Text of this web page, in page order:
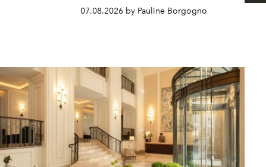
07.08.2026 by Pauline Borgogno